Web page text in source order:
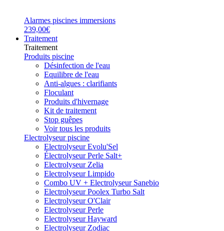
Alarmes piscines immersions
239,00€
Traitement
Traitement
Produits piscine
Désinfection de l'eau
Equilibre de l'eau
Anti-algues : clarifiants
Floculant
Produits d'hivernage
Kit de traitement
Stop guêpes
Voir tous les produits
Electrolyseur piscine
Electrolyseur Evolu'Sel
Électrolyseur Perle Salt+
Electrolyseur Zelia
Electrolyseur Limpido
Combo UV + Electrolyseur Sanebio
Electrolyseur Poolex Turbo Salt
Electrolyseur O'Clair
Electrolyseur Perle
Electrolyseur Hayward
Electrolyseur Zodiac